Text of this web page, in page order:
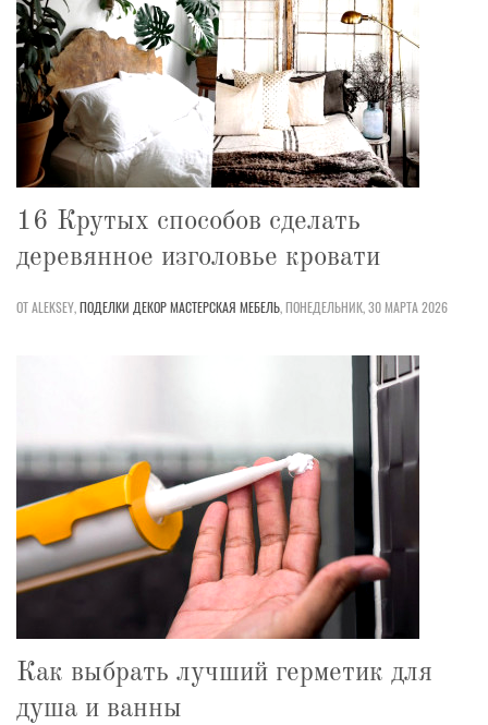
16 Крутых способов сделать
деревянное изголовье кровати
ОТ ALEKSEY,ПОДЕЛКИ ДЕКОРМАСТЕРСКАЯ МЕБЕЛЬ,ПОНЕДЕЛЬНИК, 30 МАРТА 2026
Как выбрать лучший герметик для
душа и ванны